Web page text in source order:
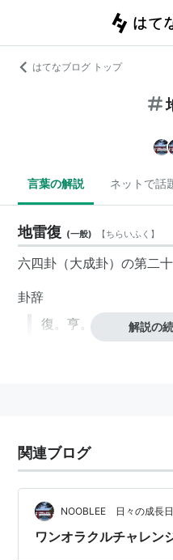
はてなブログ トップ
言葉の解説 ネットで話
地雷復 (一般) 【ちらいふく 】
六四卦（大成卦）の第二十
卦辞
復。亨。出入无疾。
復。利有攸往。
解説の
関連ブログ
NOOBLEE 日々の成長
ワンオラクルチャレン